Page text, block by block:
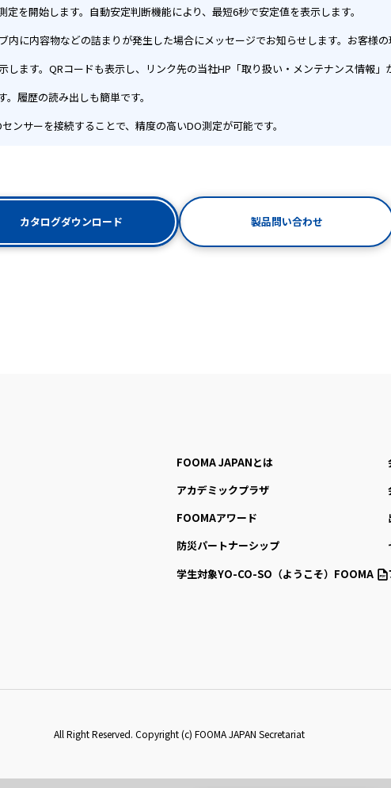
を開始します。自動安定判断機能により、最短6秒で安定値を表示します。
に内容物などの詰まりが発生した場合にメッセージでお知らせします。お客様の
ます。QRコードも表示し、リンク先の当社HP「取り扱い・メンテナンス情報」
履歴の読み出しも簡単です。
ンサーを接続することで、精度の高いDO測定が可能です。
カタログダウンロード 製品問い合わせ
FOOMA JAPANとは
アカデミックプラザ
FOOMAアワード
防災パートナーシップ
学生対象YO-CO-SO （ようこそ）FOOMA
All Right Reserved. Copyright (c) FOOMA JAPAN Secretariat